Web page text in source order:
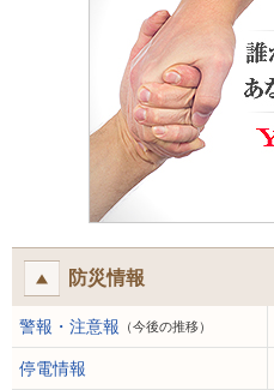
防災情報
警報・注意報 （今後の推移）
停電情報